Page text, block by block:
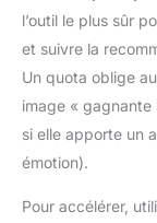
l’outil le plus sûr
et suivre la
Un quota oblige
image « gagnante
si elle apporte un
émotion).
Pour accélérer,